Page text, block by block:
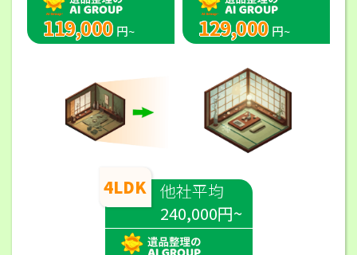
119,000 円~
4LDK 他社平均
240,000円~
129,000 円~